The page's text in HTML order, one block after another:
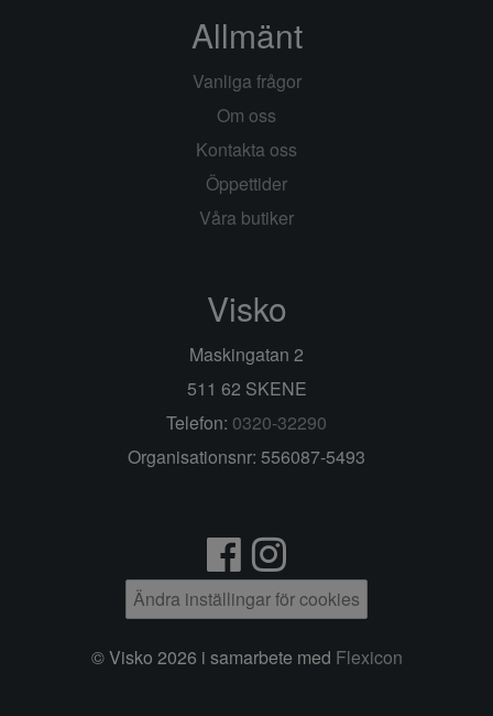
Allmänt
Vanliga frågor
Om oss
Kontakta oss
Öppettider
Våra butiker
Visko
Maskingatan 2
511 62 SKENE
Telefon: 0320-32290
Organisationsnr: 556087-5493
Ändra inställingar för cookies
© Visko 2026 i samarbete med Flexicon